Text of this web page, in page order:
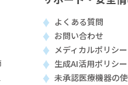
よくある質問
お問い合わせ
メディカルポリシー
生成AI活用ポリシー
未承認医療機器の